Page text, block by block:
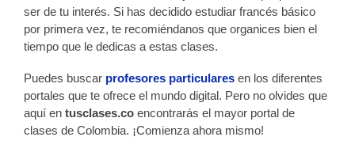
ser de tu interés. Si has decidido estudiar francés básico
por primera vez, te recomiéndanos que organices bien el
tiempo que le dedicas a estas clases.
Puedes buscar profesores particulares en los diferentes
portales que te ofrece el mundo digital. Pero no olvides que
aquí en tusclases.co encontrarás el mayor portal de
clases de Colombia. ¡Comienza ahora mismo!